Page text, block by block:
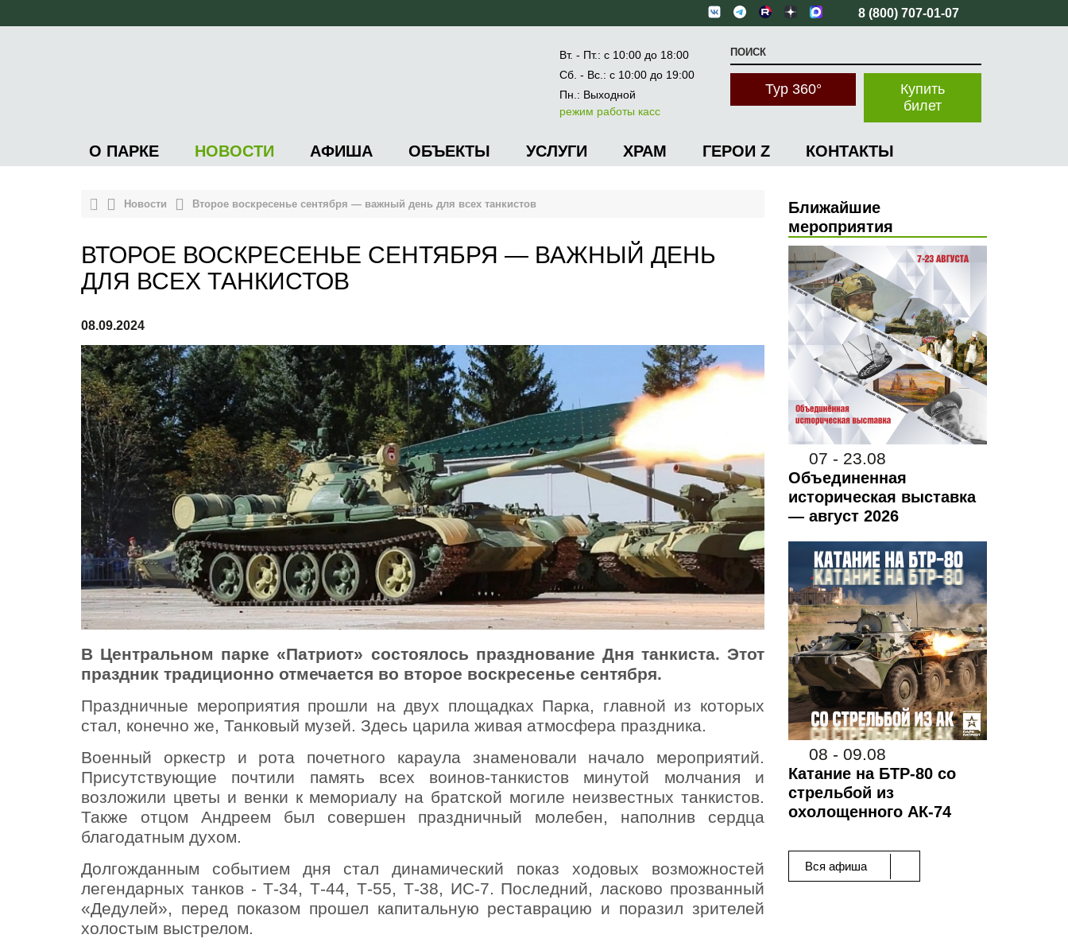
8 (800) 707-01-07
Вт. - Пт.: с 10:00 до 18:00
Сб. - Вс.: с 10:00 до 19:00
Пн.: Выходной
режим работы касс
Купить
билет
Тур 360°
О ПАРКЕ НОВОСТИ АФИША ОБЪЕКТЫ УСЛУГИ ХРАМ ГЕРОИ Z КОНТАКТЫ
Новости Второе воскресенье сентября — важный день для всех танкистов
ВТОРОЕ ВОСКРЕСЕНЬЕ СЕНТЯБРЯ — ВАЖНЫЙ ДЕНЬ
ДЛЯ ВСЕХ ТАНКИСТОВ
08.09.2024
В Центральном парке «Патриот» состоялось празднование Дня танкиста. Этот
праздник традиционно отмечается во второе воскресенье сентября.
Праздничные мероприятия прошли на двух площадках Парка, главной из которых
стал, конечно же, Танковый музей. Здесь царила живая атмосфера праздника.
Военный оркестр и рота почетного караула знаменовали начало мероприятий.
Присутствующие почтили память всех воинов-танкистов минутой молчания и
возложили цветы и венки к мемориалу на братской могиле неизвестных танкистов.
Также отцом Андреем был совершен праздничный молебен, наполнив сердца
благодатным духом.
Долгожданным событием дня стал динамический показ ходовых возможностей
легендарных танков - Т-34, Т-44, Т-55, Т-38, ИС-7. Последний, ласково прозванный
«Дедулей», перед показом прошел капитальную реставрацию и поразил зрителей
холостым выстрелом.
Ближайшие
мероприятия
07 - 23.08
Объединенная
историческая выставка
— август 2026
08 - 09.08
Катание на БТР-80 со
стрельбой из
охолощенного АК-74
Вся афиша